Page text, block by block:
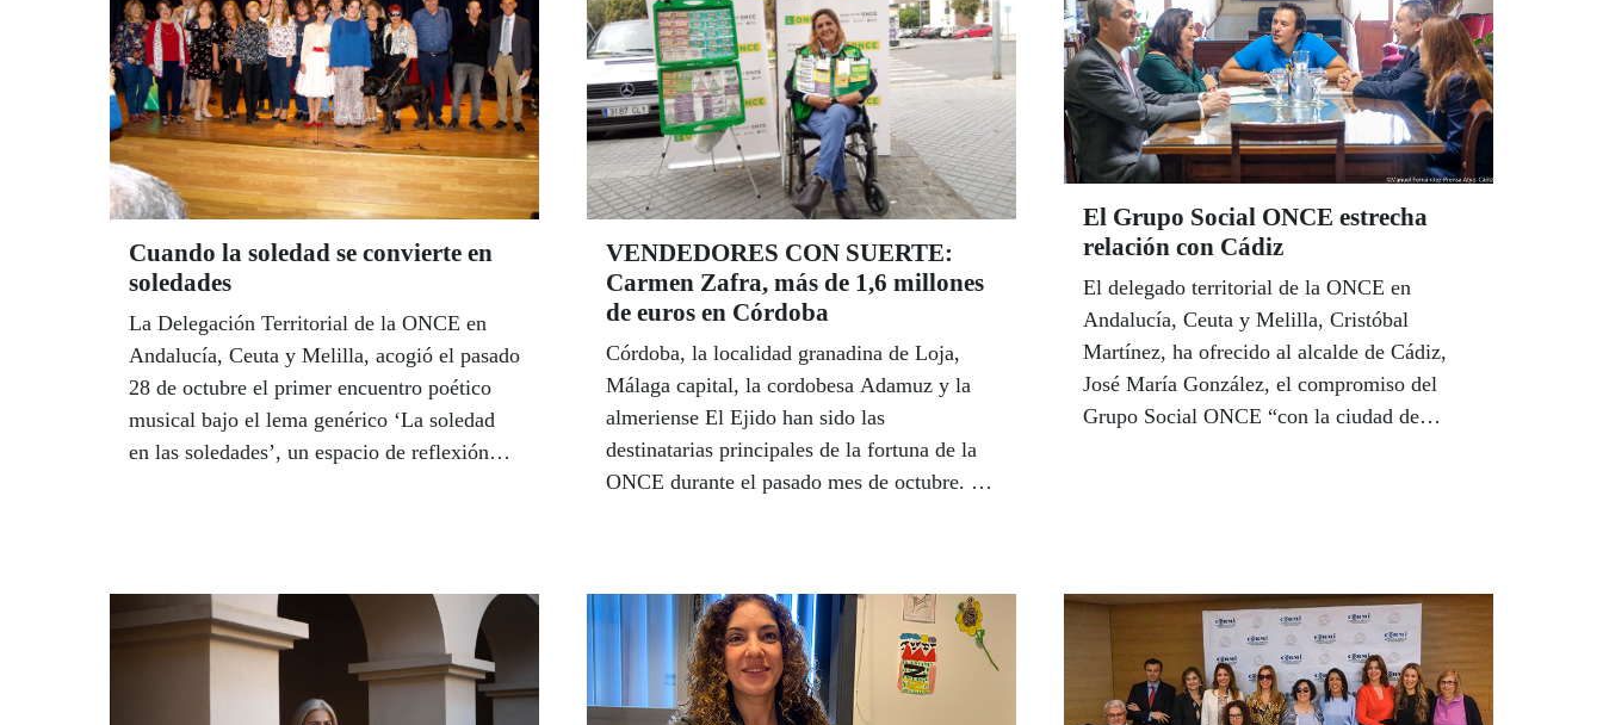
Cuando la soledad se convierte en
soledades
La Delegación Territorial de la ONCE en
Andalucía, Ceuta y Melilla, acogió el pasado
28 de octubre el primer encuentro poético
musical bajo el lema genérico ‘La soledad
en las soledades’, un espacio de reflexión
Territorial de la ONCE y la colaboración de
la Asociación Cultural de Personas Ciegas y
con Discapacidad Visual de Andalucía y la
Fundación Avanza, que apoya a los jóvenes
VENDEDORES CON SUERTE:
Carmen Zafra, más de 1,6 millones
de euros en Córdoba
Córdoba, la localidad granadina de Loja,
Málaga capital, la cordobesa Adamuz y la
almeriense El Ejido han sido las
destinatarias principales de la fortuna de la
ONCE durante el pasado mes de octubre. La
Córdoba, el Parque Azahara. La
expectación, un año más, es máxima en
Andalucía ante las expectativas que genera
el nuevo sorteo del 11 del 11 de la ONCE,
El Grupo Social ONCE estrecha
relación con Cádiz
El delegado territorial de la ONCE en
Andalucía, Ceuta y Melilla, Cristóbal
Martínez, ha ofrecido al alcalde de Cádiz,
José María González, el compromiso del
Grupo Social ONCE “con la ciudad de
el que participaron la vicepresidenta del
Consejo Territorial, Milagros Rodríguez, y
el director de la ONCE en Cádiz, Alberto
Ríos.